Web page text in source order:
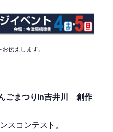
伝えします。
ごまつりin吉井川 創作
スコンテスト。